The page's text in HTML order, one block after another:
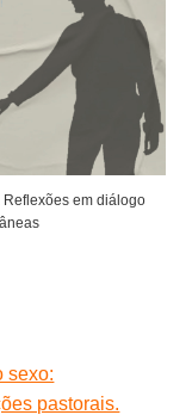
em diálogo
sexo:
pastorais.